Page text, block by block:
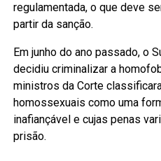
regulamentada, o que deve
partir da sanção.
Em junho do ano passado, o
decidiu criminalizar a
ministros da Corte
homossexuais como uma
inafiançável e cujas penas
prisão.